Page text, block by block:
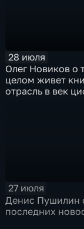
28 июля
Олег Новиков о
целом живет
отрасль в век
27 июля
Денис Пушилин
последних